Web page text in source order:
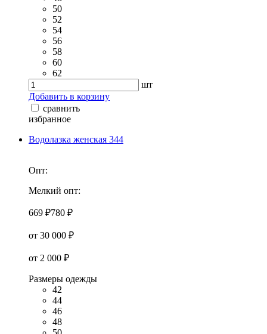
50
52
54
56
58
60
62
шт
Добавить в корзину
сравнить
избранное
Водолазка женская 344
Опт:
Мелкий опт:
669 ₽780 ₽
от 30 000 ₽
от 2 000 ₽
Размеры одежды
42
44
46
48